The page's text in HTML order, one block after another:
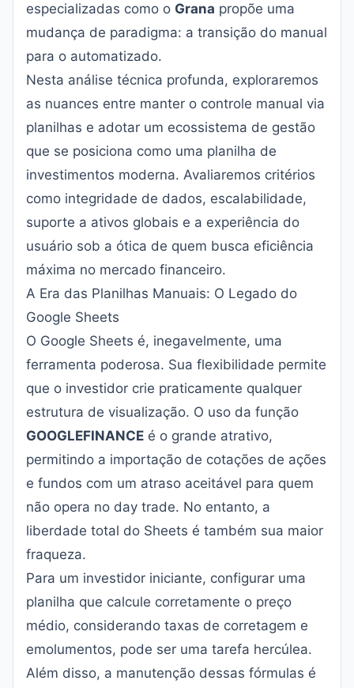
especializadas como o Grana propõe uma
mudança de paradigma: a transição do manual
para o automatizado.
Nesta análise técnica profunda, exploraremos
as nuances entre manter o controle manual via
planilhas e adotar um ecossistema de gestão
que se posiciona como uma planilha de
investimentos moderna. Avaliaremos critérios
como integridade de dados, escalabilidade,
suporte a ativos globais e a experiência do
usuário sob a ótica de quem busca eficiência
máxima no mercado financeiro.
A Era das Planilhas Manuais: O Legado do
Google Sheets
O Google Sheets é, inegavelmente, uma
ferramenta poderosa. Sua flexibilidade permite
que o investidor crie praticamente qualquer
estrutura de visualização. O uso da função
GOOGLEFINANCE é o grande atrativo,
permitindo a importação de cotações de ações
e fundos com um atraso aceitável para quem
não opera no day trade. No entanto, a
liberdade total do Sheets é também sua maior
fraqueza.
Para um investidor iniciante, configurar uma
planilha que calcule corretamente o preço
médio, considerando taxas de corretagem e
emolumentos, pode ser uma tarefa hercúlea.
Além disso, a manutenção dessas fórmulas é